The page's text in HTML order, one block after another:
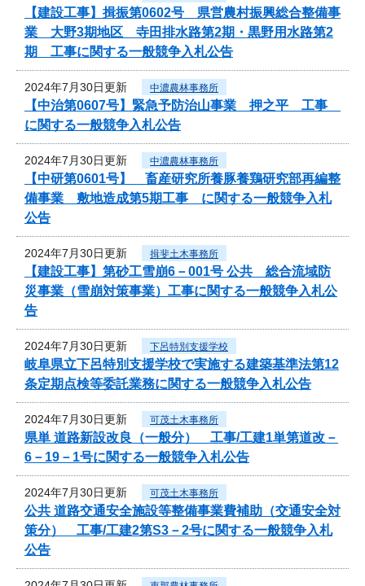
【建設工事】揖振第0602号 県営農村振興総合整備事
業 大野3期地区 寺田排水路第2期・黒野用水路第2
期 工事に関する一般競争入札公告
2024年7月30日更新 中濃農林事務所
【中治第0607号】緊急予防治山事業 押之平 工事
に関する一般競争入札公告
2024年7月30日更新 中濃農林事務所
【中研第0601号】 畜産研究所養豚養鶏研究部再編整
備事業 敷地造成第5期工事 に関する一般競争入札
公告
2024年7月30日更新 揖斐土木事務所
【建設工事】第砂工雪崩6－001号 公共 総合流域防
災事業（雪崩対策事業）工事に関する一般競争入札公
告
2024年7月30日更新 下呂特別支援学校
岐阜県立下呂特別支援学校で実施する建築基準法第12
条定期点検等委託業務に関する一般競争入札公告
2024年7月30日更新 可茂土木事務所
県単 道路新設改良（一般分） 工事/工建1単第道改－
6－19－1号に関する一般競争入札公告
2024年7月30日更新 可茂土木事務所
公共 道路交通安全施設等整備事業費補助（交通安全対
策分） 工事/工建2第S3－2号に関する一般競争入札
公告